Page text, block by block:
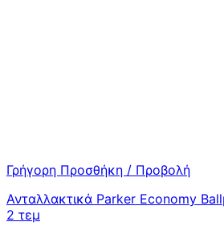
Γρήγορη Προσθήκη / Προβολή
Ανταλλακτικά Parker Economy
2 τεμ